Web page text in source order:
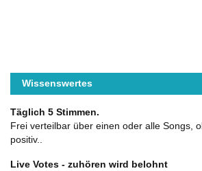
Wissenswertes
Täglich 5 Stimmen.
Frei verteilbar über einen oder alle Songs,
positiv..
Live Votes - zuhören wird belohnt